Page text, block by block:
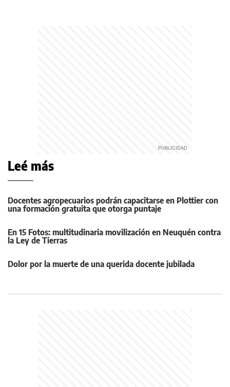
Leé más
Docentes agropecuarios podrán capacitarse en Plottier con
una formación gratuita que otorga puntaje
En 15 Fotos: multitudinaria movilización en Neuquén contra
la Ley de Tierras
Dolor por la muerte de una querida docente jubilada